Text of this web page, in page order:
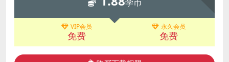
学币
VIP会员
免费
永久会员
免费